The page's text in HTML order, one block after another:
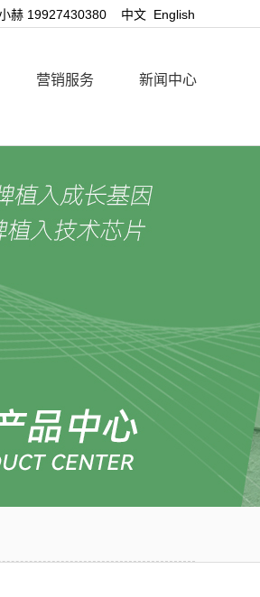
赫 19927430380 中文 English
营销服务 新闻中心